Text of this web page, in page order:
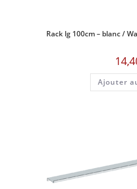
Rack lg 100cm – blanc /
Ajouter